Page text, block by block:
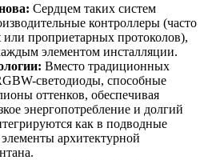
Сердцем таких систем
контроллеры (часто
проприетарных протоколов),
элементом инсталляции.
Вместо традиционных
светодиоды, способные
оттенков, обеспечивая
энергопотребление и долгий
как в подводные
архитектурной